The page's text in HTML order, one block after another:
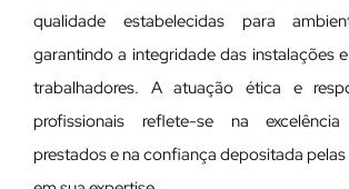
qualidade estabelecidas para
garantindo a integridade das instalações
trabalhadores. A atuação ética e
profissionais reflete-se na
prestados e na confiança depositada